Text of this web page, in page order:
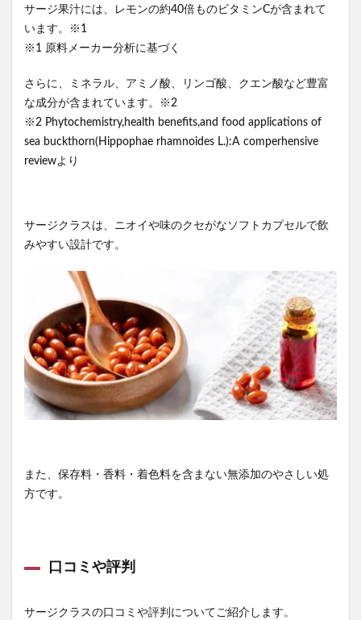
サージ果汁には、レモンの約40倍ものビタミンCが含まれて
います。※1
※1 原料メーカー分析に基づく
さらに、ミネラル、アミノ酸、リンゴ酸、クエン酸など豊富
な成分が含まれています。※2
※2 Phytochemistry,health benefits,and food applications of
sea buckthorn(Hippophae rhamnoides L.):A comperhensive
reviewより
サージクラスは、ニオイや味のクセがなソフトカプセルで飲
みやすい設計です。
また、保存料・香料・着色料を含まない無添加のやさしい処
方です。
口コミや評判
サージクラスの口コミや評判についてご紹介します。